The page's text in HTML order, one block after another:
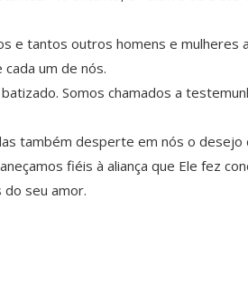
e tantos outros homens e mulheres
um de nós.
Somos chamados a
também desperte em nós o desejo
fiéis à aliança que Ele fez
do seu amor.